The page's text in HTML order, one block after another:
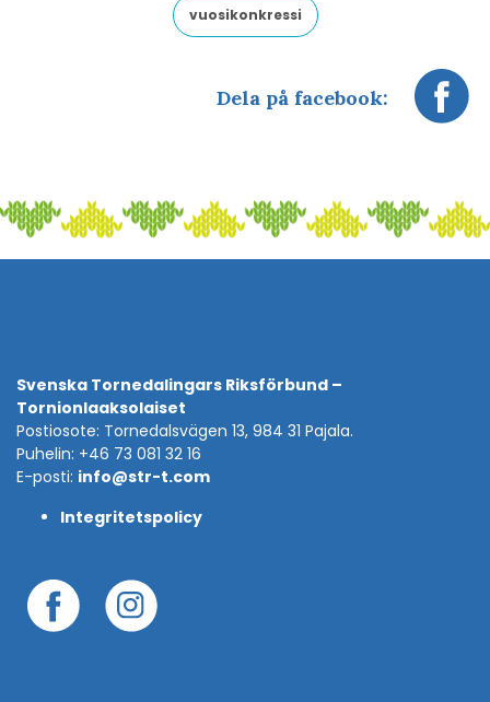
vuosikonkressi
Dela på facebook:
Svenska Tornedalingars Riksförbund –
Tornionlaaksolaiset
Postiosote: Tornedalsvägen 13, 984 31 Pajala.
Puhelin: +46 73 081 32 16
E-posti: info@str-t.com
Integritetspolicy